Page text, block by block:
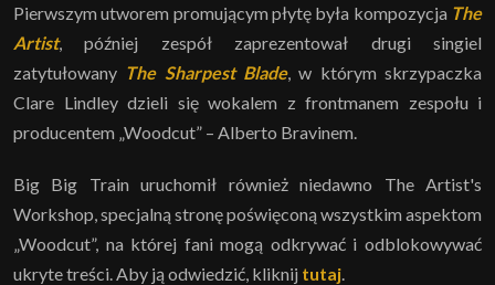
Pierwszym utworem promującym płytę była kompozycja The
Artist, później zespół zaprezentował drugi singiel
zatytułowany The Sharpest Blade, w którym skrzypaczka
Clare Lindley dzieli się wokalem z frontmanem zespołu i
producentem „Woodcut” – Alberto Bravinem.
Big Big Train uruchomił również niedawno The Artist's
Workshop, specjalną stronę poświęconą wszystkim aspektom
„Woodcut”, na której fani mogą odkrywać i odblokowywać
ukryte treści. Aby ją odwiedzić, kliknij tutaj